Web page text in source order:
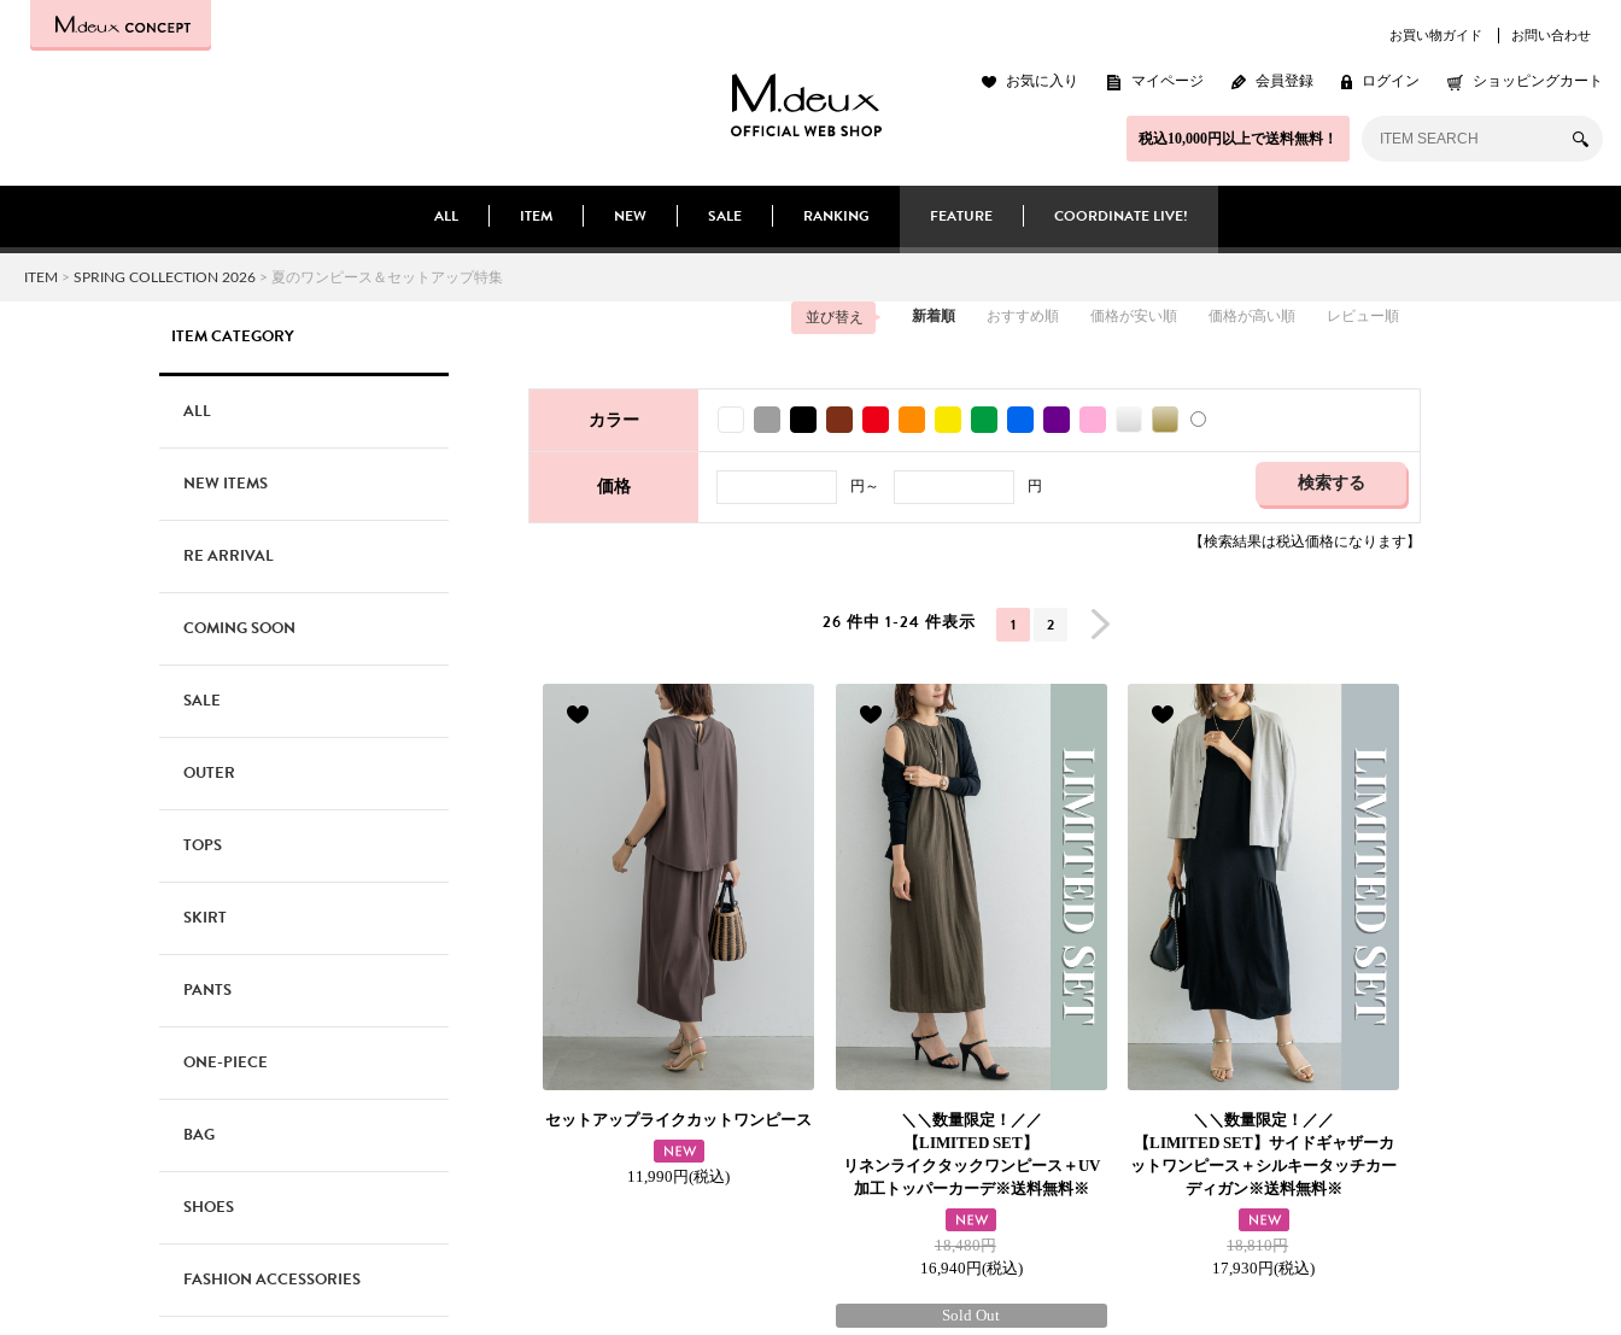
お買い物ガイド お問い合わせ
お気に入り マイページ 会員登録 ログイン ショッピングカート
税込10,000円以上で送料無料！
ALL ITEM NEW SALE RANKING FEATURE COORDINATE LIVE!
ITEM > SPRING COLLECTION 2026 > 夏のワンピース＆セットアップ特集
ITEM CATEGORY
ALL
NEW ITEMS
RE ARRIVAL
COMING SOON
SALE
OUTER
TOPS
SKIRT
PANTS
ONE-PIECE
BAG
SHOES
FASHION ACCESSORIES
並び替え 新着順 おすすめ順 価格が安い順 価格が高い順 レビュー順
カラー
価格 円～ 円
【検索結果は税込価格になります】
26 件中 1-24 件表示 1 2
セットアップライクカットワンピース
11,990円(税込)
＼＼数量限定！／／
【LIMITED SET】
リネンライクタックワンピース＋UV
加工トッパーカーデ※送料無料※
18,480円
16,940円(税込)
Sold Out
＼＼数量限定！／／
【LIMITED SET】サイドギャザーカ
ットワンピース＋シルキータッチカー
ディガン※送料無料※
18,810円
17,930円(税込)